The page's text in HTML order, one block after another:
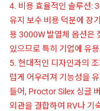
4. 비용 효율적인 솔루션:
유지 보수 비용 덕분에 장
용 3000W 발열체 옵션은
있으므로 특히 기업에 유
5. 현대적인 디자인과의
럽게 어우러져 기능성을
들어, Proctor Silex 싱글
외관을 결합하여 RV나 기